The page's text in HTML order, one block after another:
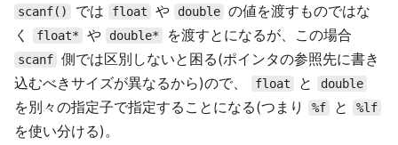
scanf() では float や double の値を渡すものではな
く
float* や double* を渡すとになるが、この場合
scanf 側では区別しないと困る(ポインタの参照先に書き
込むべきサイズが異なるから)ので、
float と double
を別々の指定子で指定することになる(つまり %f と %lf
を使い分ける)。